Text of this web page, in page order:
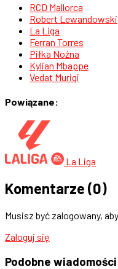
RCD Mallorca
Robert Lewandowski
La Liga
Ferran Torres
Piłka Nożna
Kylian Mbappe
Vedat Muriqi
Powiązane:
La Liga
Komentarze (0)
Musisz być zalogowany,
Zaloguj się
Podobne wiadomości